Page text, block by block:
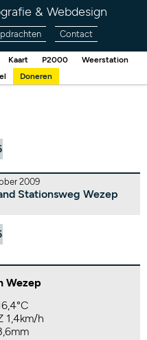
& Webdesign
Contact
Kaart P2000
Weerstation
Doneren
2009
Stationsweg Wezep
Wezep
1,4km/h